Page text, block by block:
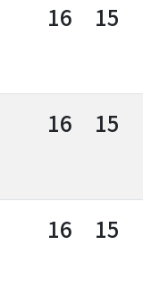
16 15
16 15
16 15